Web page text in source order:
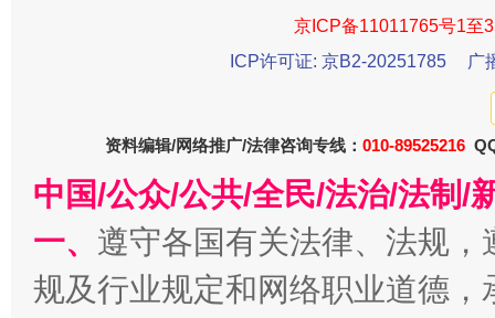
京ICP备11011765号1至
ICP许可证: 京B2-20251785
广
资料编辑/网络推广/法律咨询专线： 010-89525216
中国/公众/公共/全民/法治/法制/
一、 遵守各国有关法律、法规
规及行业规定和网络职业道德